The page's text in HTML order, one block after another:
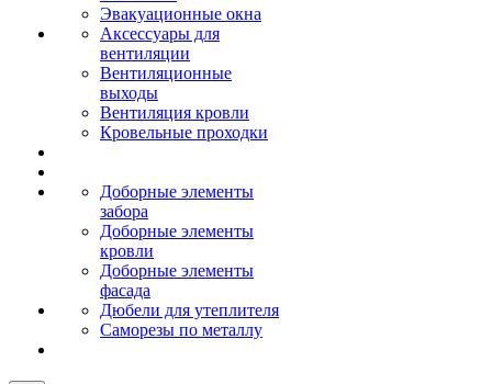
Эвакуационные окна
Аксессуары для
вентиляции
Вентиляционные
выходы
Вентиляция кровли
Кровельные проходки
Доборные элементы
забора
Доборные элементы
кровли
Доборные элементы
фасада
Дюбели для утеплителя
Саморезы по металлу